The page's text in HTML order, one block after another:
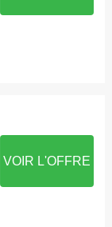
VOIR L'OFFRE